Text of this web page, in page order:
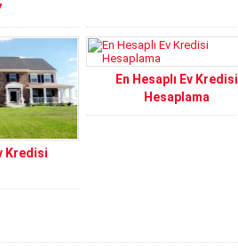
Kredisi
En Hesaplı Ev Kredisi
Hesaplama